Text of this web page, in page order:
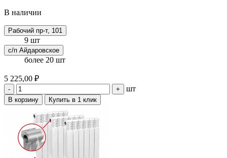
В наличии
Рабочий пр-т, 101
9 шт
с/п Айдаровское
более 20 шт
5 225,00 ₽
- + шт
В корзину Купить в 1 клик